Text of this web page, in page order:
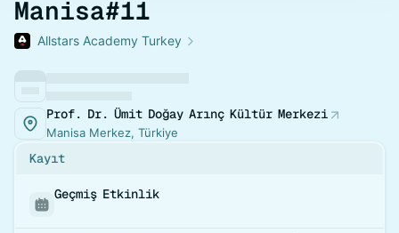
Manisa#11
Allstars Academy Turkey
Prof. Dr. Ümit Doğay Arınç Kültür Merkezi
Manisa Merkez, Türkiye
Kayıt
Geçmiş Etkinlik